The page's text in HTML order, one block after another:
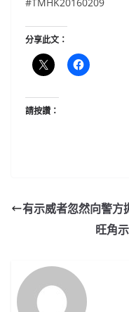
分享此文：
請按讚：
有示威者忽然向警方
旺角